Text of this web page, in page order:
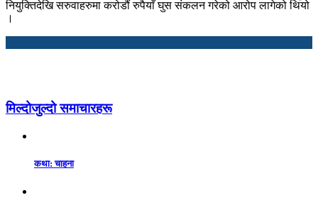
नियुक्तिदेखि सरुवाहरुमा करोडौं रुपैयाँ घुस संकलन गरेको आरोप लागेको थियो
।
मिल्दोजुल्दो समाचारहरू
कथा: चाहना